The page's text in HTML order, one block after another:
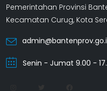
Pemerintahan Provinsi
Kecamatan Curug, Kota
Senin - Jumat 9.00 -